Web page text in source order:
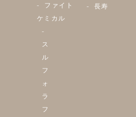
ファイト
ケミカル
ス
ル
フ
ォ
ラ
フ
長寿